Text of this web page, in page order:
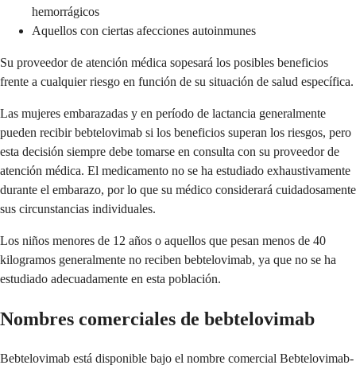
hemorrágicos
Aquellos con ciertas afecciones autoinmunes
Su proveedor de atención médica sopesará los posibles beneficios
frente a cualquier riesgo en función de su situación de salud específica.
Las mujeres embarazadas y en período de lactancia generalmente
pueden recibir bebtelovimab si los beneficios superan los riesgos, pero
esta decisión siempre debe tomarse en consulta con su proveedor de
atención médica. El medicamento no se ha estudiado exhaustivamente
durante el embarazo, por lo que su médico considerará cuidadosamente
sus circunstancias individuales.
Los niños menores de 12 años o aquellos que pesan menos de 40
kilogramos generalmente no reciben bebtelovimab, ya que no se ha
estudiado adecuadamente en esta población.
Nombres comerciales de bebtelovimab
Bebtelovimab está disponible bajo el nombre comercial Bebtelovimab-